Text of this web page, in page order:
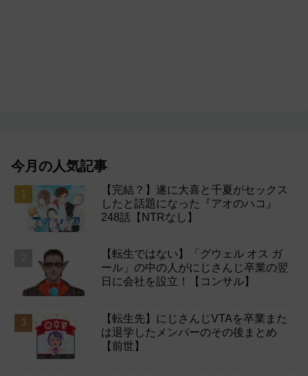
今月の人気記事
【完結？】遂に大喜と千夏がセックス
したと話題になった『アオのハコ』
248話【NTRなし】
【転生ではない】「グウェル オス ガ
ール」の中の人がにじさんじ卒業の翌
日に会社を設立！【コンサル】
【転生先】にじさんじVTAを卒業また
は退学したメンバーのその後まとめ
【前世】